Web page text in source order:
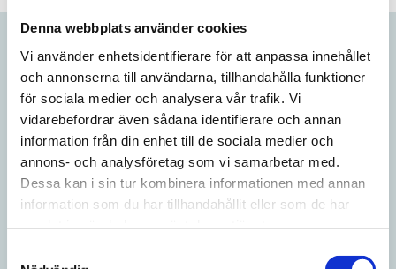
Denna webbplats använder cookies
Vi använder enhetsidentifierare för att anpassa innehållet
och annonserna till användarna, tillhandahålla funktioner
för sociala medier och analysera vår trafik. Vi
vidarebefordrar även sådana identifierare och annan
information från din enhet till de sociala medier och
annons- och analysföretag som vi samarbetar med.
Dessa kan i sin tur kombinera informationen med annan
information som du har tillhandahållit eller som de har
CASE KONTORET
Fräsch luft levereras
hela arbetsdagen
Niveus är perfekt i en offentlig miljö där många
människor vistas som exempelvis på kontor, i
mötesrum eller i utbildningslokaler. Med många